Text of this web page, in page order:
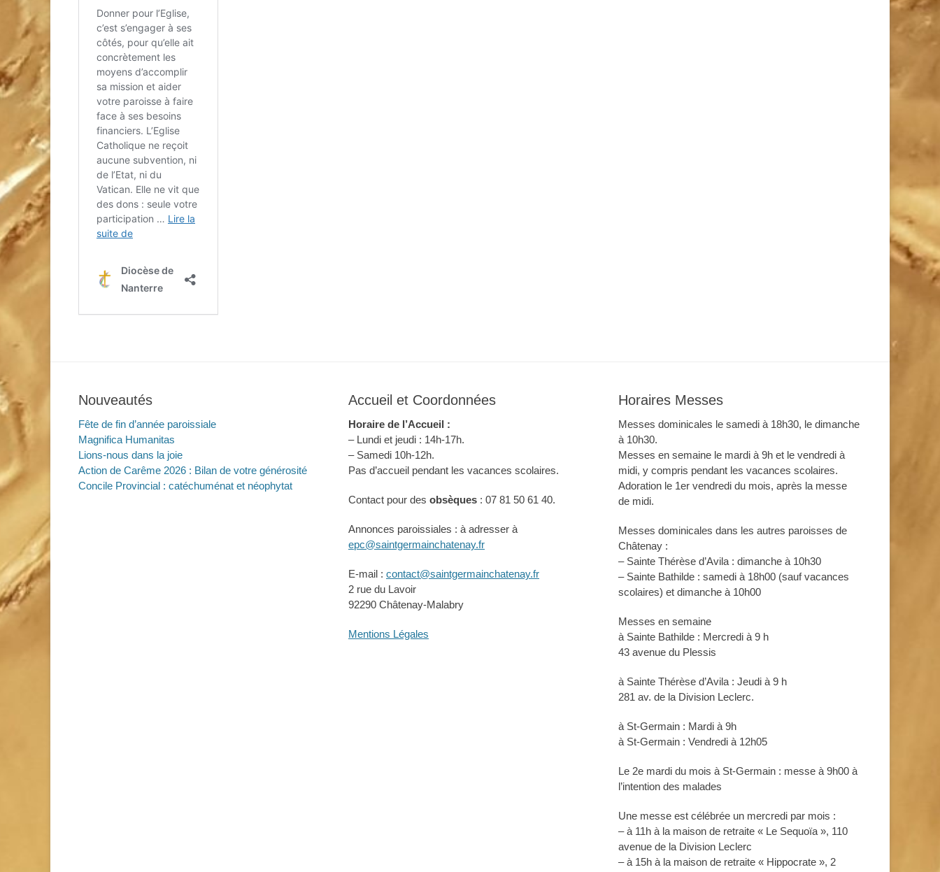
Nouveautés
Fête de fin d’année paroissiale
Magnifica Humanitas
Lions-nous dans la joie
Action de Carême 2026 : Bilan de votre générosité
Concile Provincial : catéchuménat et néophytat
Accueil et Coordonnées
Horaire de l’Accueil :
– Lundi et jeudi : 14h-17h.
– Samedi 10h-12h.
Pas d’accueil pendant les vacances scolaires.
Contact pour des obsèques : 07 81 50 61 40.
Annonces paroissiales : à adresser à
epc@saintgermainchatenay.fr
E-mail : contact@saintgermainchatenay.fr
2 rue du Lavoir
92290 Châtenay-Malabry
Mentions Légales
Horaires Messes
Messes dominicales le samedi à 18h30, le dimanche
à 10h30.
Messes en semaine le mardi à 9h et le vendredi à
midi, y compris pendant les vacances scolaires.
Adoration le 1er vendredi du mois, après la messe
de midi.
Messes dominicales dans les autres paroisses de
Châtenay :
– Sainte Thérèse d’Avila : dimanche à 10h30
– Sainte Bathilde : samedi à 18h00 (sauf vacances
scolaires) et dimanche à 10h00
Messes en semaine
à Sainte Bathilde : Mercredi à 9 h
43 avenue du Plessis
à Sainte Thérèse d’Avila : Jeudi à 9 h
281 av. de la Division Leclerc.
à St-Germain : Mardi à 9h
à St-Germain : Vendredi à 12h05
Le 2e mardi du mois à St-Germain : messe à 9h00 à
l’intention des malades
Une messe est célébrée un mercredi par mois :
– à 11h à la maison de retraite « Le Sequoïa », 110
avenue de la Division Leclerc
– à 15h à la maison de retraite « Hippocrate », 2